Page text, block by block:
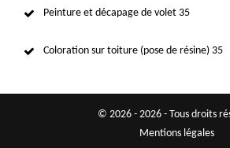
Peinture et décapage de volet 35
Coloration sur toiture (pose de résine) 35
© 2026 - 2026 - Tous droits
Mentions légales